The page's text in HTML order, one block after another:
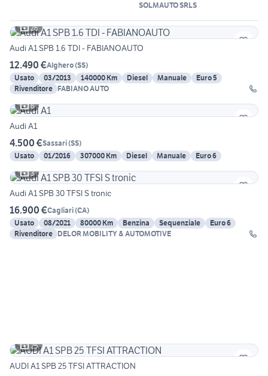
SOLMAUTO SRLS
26
Audi A1 SPB 1.6 TDI - FABIANOAUTO
12.490 €Alghero(SS)
Usato
03/2013 140000 Km Diesel Manuale
Euro 5
Rivenditore FABIANO AUTO
6
Audi A1
4.500 €Sassari(SS)
Usato
01/2016 307000 Km Diesel Manuale
Euro 6
3
Audi A1 SPB 30 TFSI S tronic
16.900 €Cagliari(CA)
Usato
08/2021 80000 Km Benzina Sequenziale
Euro 6
Rivenditore DELOR MOBILITY & AUTOMOTIVE
25
AUDI A1 SPB 25 TFSI ATTRACTION